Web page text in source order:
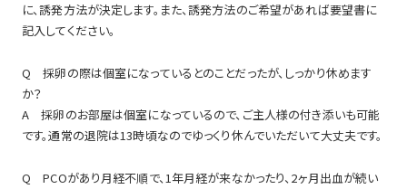
に、誘発方法が決定します。また、誘発方法のご希望があれば要望書に
記入してください。
Q 採卵の際は個室になっているとのことだったが、しっかり休めます
か？
A 採卵のお部屋は個室になっているので、ご主人様の付き添いも可能
です。通常の退院は13時頃なのでゆっくり休んでいただいて大丈夫です。
Q PCOがあり月経不順で、1年月経が来なかったり、2ヶ月出血が続い